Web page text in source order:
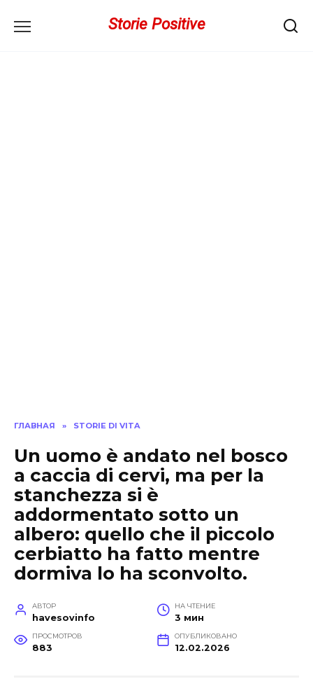
Storie Positive
ГЛАВНАЯ » STORIE DI VITA
Un uomo è andato nel bosco
a caccia di cervi, ma per la
stanchezza si è
addormentato sotto un
albero: quello che il piccolo
cerbiatto ha fatto mentre
dormiva lo ha sconvolto.
АВТОР
havesovinfo
НА ЧТЕНИЕ
3 мин
ПРОСМОТРОВ
883
ОПУБЛИКОВАНО
12.02.2026